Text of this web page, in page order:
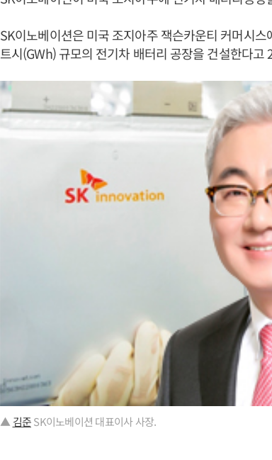
SK이노베이션은 미국 조지아주 잭슨카운티 커머시
트시(GWh) 규모의 전기차 배터리 공장을 건설한다고
▲ 김준SK이노베이션 대표이사 사장.